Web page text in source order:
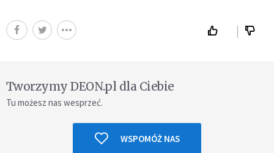
Tworzymy DEON.pl dla Ciebie
Tu możesz nas wesprzeć.
WSPOMÓŻ NAS